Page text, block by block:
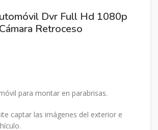
Dvr Full Hd 1080p
Retroceso
para montar en parabrisas.
captar las imágenes del exterior e